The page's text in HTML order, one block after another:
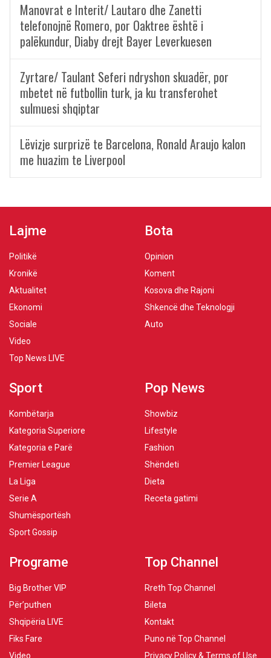
Manovrat e Interit/ Lautaro dhe Zanetti
telefonojnë Romero, por Oaktree është i
palëkundur, Diaby drejt Bayer Leverkuesen
Zyrtare/ Taulant Seferi ndryshon skuadër, por
mbetet në futbollin turk, ja ku transferohet
sulmuesi shqiptar
Lëvizje surprizë te Barcelona, Ronald Araujo kalon
me huazim te Liverpool
Lajme
Politikë
Kronikë
Aktualitet
Ekonomi
Sociale
Video
Top News LIVE
Bota
Opinion
Koment
Kosova dhe Rajoni
Shkencë dhe Teknologji
Auto
Sport
Kombëtarja
Kategoria Superiore
Kategoria e Parë
Premier League
La Liga
Serie A
Shumësportësh
Sport Gossip
Pop News
Showbiz
Lifestyle
Fashion
Shëndeti
Dieta
Receta gatimi
Programe
Big Brother VIP
Për’puthen
Shqipëria LIVE
Fiks Fare
Video
Top Channel
Rreth Top Channel
Bileta
Kontakt
Puno në Top Channel
Privacy Policy & Terms of Use